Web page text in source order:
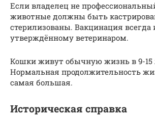
Если владелец не
животные должны быть
стерилизованы. Вакцинация всегда
утверждённому ветеринаром.
Кошки живут обычную жизнь в 9-15
Нормальная продолжительность
самая большая.
Историческая справка